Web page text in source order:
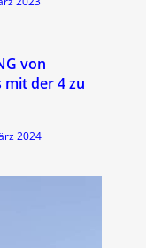
von
mit der 4 zu
2024